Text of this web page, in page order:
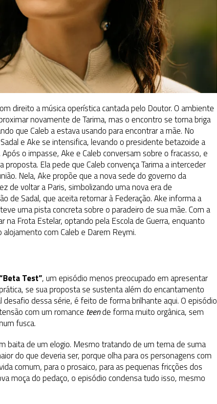
direito a música operística cantada pelo Doutor. O ambiente
novamente de Tarima, mas o encontro se torna briga
que Caleb a estava usando para encontrar a mãe. No
e Ake se intensifica, levando o presidente betazoide a
o impasse, Ake e Caleb conversam sobre o fracasso, e
Ela pede que Caleb convença Tarima a interceder
Nela, Ake propõe que a nova sede do governo da
de voltar a Paris, simbolizando uma nova era de
de Sadal, que aceita retornar à Federação. Ake informa a
uma pista concreta sobre o paradeiro de sua mãe. Com a
na Frota Estelar, optando pela Escola de Guerra, enquanto
com Caleb e Darem Reymi.
Test”, um episódio menos preocupado em apresentar
se sua proposta se sustenta além do encantamento
desafio dessa série, é feito de forma brilhante aqui. O episódio
com um romance teende forma muito orgânica, sem
fusca.
baita de um elogio. Mesmo tratando de um tema de suma
do que deveria ser, porque olha para os personagens com
comum, para o prosaico, para as pequenas fricções dos
moça do pedaço, o episódio condensa tudo isso, mesmo